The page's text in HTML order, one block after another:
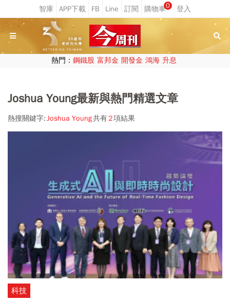
0
熱門： 鋼鐵股 富邦金 開發金 鴻海 升息
Joshua Young最新與熱門精選文章
熱搜關鍵字:Joshua Young共有2項結果
科技